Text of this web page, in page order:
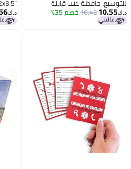
للتوسيع، حافظة كتب قابلة
للتوسيع، حافظة متعددة الأغراض
للشيكات - وردي
د.ك‏10.55
16.42خصم 35% د.ك‏